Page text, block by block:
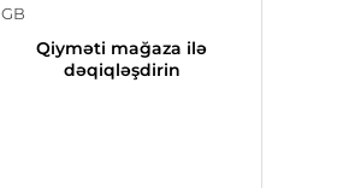
GB
Qiyməti mağaza ilə
dəqiqləşdirin